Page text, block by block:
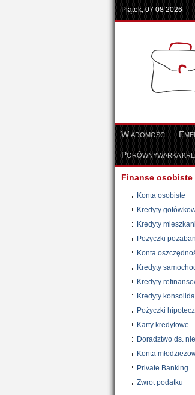
Piątek, 07 08 2026
WIADOMOŚCI E
PORÓWNYWARKA
Finanse osobiste
Konta osobiste
Kredyty
Kredyty
Pożyczki
Konta
Kredyty
Kredyty
Kredyty
Pożyczki
Karty kredytowe
Doradztwo ds.
Konta
Private Banking
Zwrot podatku